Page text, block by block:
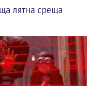
лятна среща